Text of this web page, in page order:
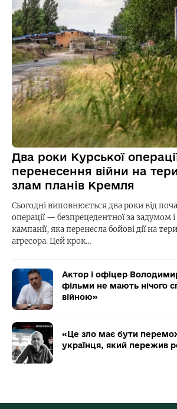
Два роки Курської
перенесення війни на
злам планів Кремля
Сьогодні виповнюється два роки від
операції — безпрецедентної за задумом
кампанії, яка перенесла бойові дії на
агресора. Цей крок…
Актор і офіцер
фільми не мають нічого
війною»
«Це зло має бути
українця, який пережив